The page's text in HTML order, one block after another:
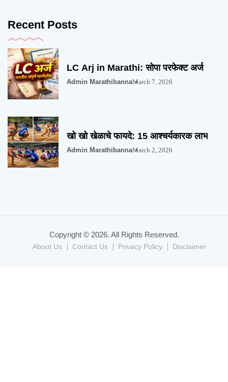
Recent Posts
LC Arj in Marathi: सोपा परफेक्ट अर्ज
Admin MarathibannaMarch 7, 2026
खो खो खेळाचे फायदे: 15 आश्चर्यकारक लाभ
Admin MarathibannaMarch 2, 2026
Copyright © 2026. All Rights Reserved.
About Us Contact Us Privacy Policy Disclaimer